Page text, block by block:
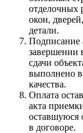
отделочных
окон,
детали.
Подписание
завершении
сдачи
выполнено в
качества.
Оплата
акта
оставшуюся
в договоре.